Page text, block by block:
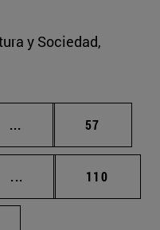
y Sociedad,
... Páginas intermedias
Página
57
... Páginas intermedias
Página
110